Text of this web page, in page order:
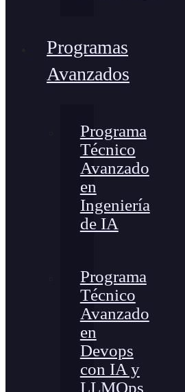
Programas
Avanzados
Programa
Técnico
Avanzado
en
Ingeniería
de IA
Programa
Técnico
Avanzado
en
Devops
con IA y
LLMOps